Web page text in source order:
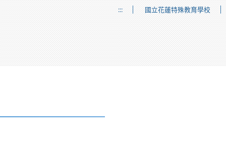
::: 國立花蓮特殊教育學校